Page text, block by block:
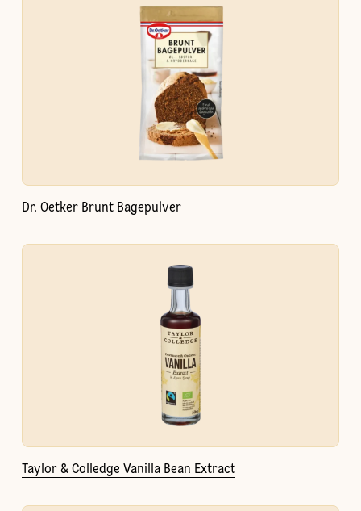
Dr. Oetker Brunt Bagepulver
Taylor & Colledge Vanilla Bean Extract